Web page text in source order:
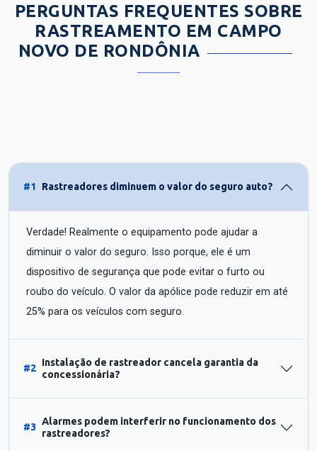
PERGUNTAS FREQUENTES SOBRE
RASTREAMENTO EM CAMPO
NOVO DE RONDÔNIA
#1 Rastreadores diminuem o valor do seguro auto?
Verdade! Realmente o equipamento pode ajudar a
diminuir o valor do seguro. Isso porque, ele é um
dispositivo de segurança que pode evitar o furto ou
roubo do veículo. O valor da apólice pode reduzir em até
25% para os veículos com seguro.
#2
Instalação de rastreador cancela garantia da
concessionária?
#3
Alarmes podem interferir no funcionamento dos
rastreadores?